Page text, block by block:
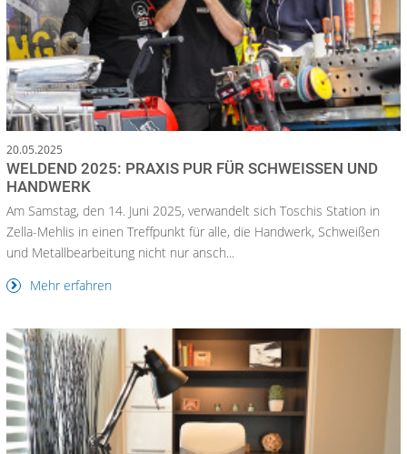
20.05.2025
WELDEND 2025: PRAXIS PUR FÜR SCHWEISSEN UND H
ANDWERK
Am Samstag, den 14. Juni 2025, verwandelt sich Toschis Station in
Zella-Mehlis in einen Treffpunkt für alle, die Handwerk, Schweißen
und Metallbearbeitung nicht nur ansch...
Mehr erfahren